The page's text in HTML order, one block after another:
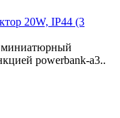
20W, IP44 (3
powerbank-а3..